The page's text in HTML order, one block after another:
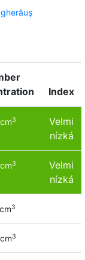
Index
3
Velmi
nízká
3
Velmi
nízká
3
3